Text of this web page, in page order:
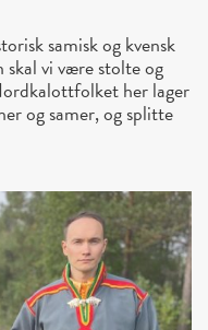
samisk og kvensk
skal vi være stolte og
her lager
og samer, og splitte